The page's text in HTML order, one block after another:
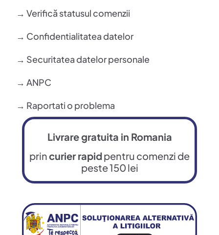
→ Verifică statusul comenzii
→ Confidentialitatea datelor
→ Securitatea datelor personale
→ ANPC
→ Raportati o problema
Livrare gratuita in Romania
princurier rapidpentru comenzi de
peste 150 lei